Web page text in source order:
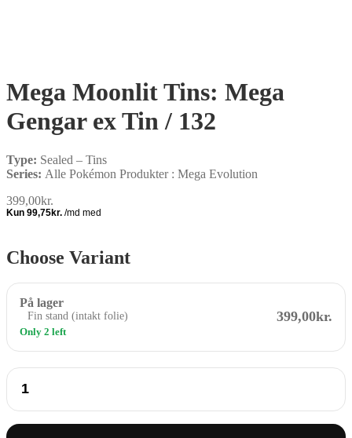
Mega Moonlit Tins: Mega
Gengar ex Tin / 132
Type: Sealed – Tins
Series: Alle Pokémon Produkter : Mega Evolution
399,00kr.
Choose Variant
På lager
Fin stand (intakt folie)
Only 2 left
399,00kr.
Mega
Moonlit
Tins:
Mega
Gengar